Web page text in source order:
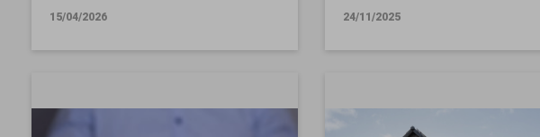
2025
15/04/2026
immobilier locatif
24/11/2025